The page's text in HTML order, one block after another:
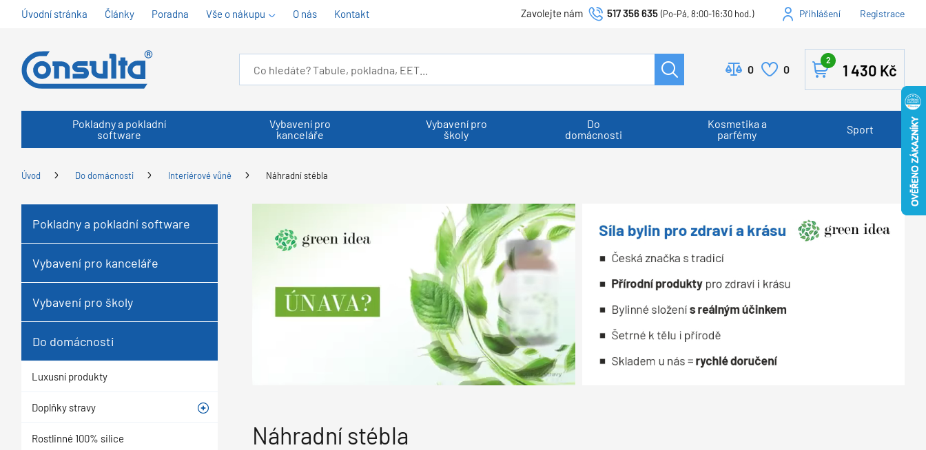
Úvodní stránka Články Poradna Vše o nákupu O nás Kontakt Zavolejte nám 517 356 635 (Po-Pá, 8:00-16:30 hod.) Přihlášení Registrace
0 0 1 430 Kč
2
Pokladny a pokladní
software
Vybavení pro
kanceláře
Vybavení pro
školy
Do
domácnosti
Kosmetika a
parfémy
Sport
Úvod Do domácnosti Interiérové vůně Náhradní stébla
Pokladny a pokladní software
Vybavení pro kanceláře
Vybavení pro školy
Do domácnosti
Luxusní produkty
Doplňky stravy
Rostlinné 100% silice Náhradní stébla